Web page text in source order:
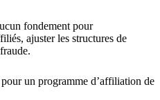
fondement pour
ajuster les structures de
un programme d’affiliation de